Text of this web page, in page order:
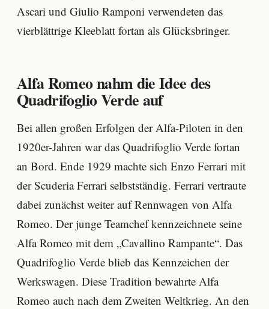
Ascari und Giulio Ramponi verwendeten das
vierblättrige Kleeblatt fortan als Glücksbringer.
Alfa Romeo nahm die Idee des
Quadrifoglio Verde auf
Bei allen großen Erfolgen der Alfa-Piloten in den
1920er-Jahren war das Quadrifoglio Verde fortan
an Bord. Ende 1929 machte sich Enzo Ferrari mit
der Scuderia Ferrari selbstständig. Ferrari vertraute
dabei zunächst weiter auf Rennwagen von Alfa
Romeo. Der junge Teamchef kennzeichnete seine
Alfa Romeo mit dem „Cavallino Rampante“. Das
Quadrifoglio Verde blieb das Kennzeichen der
Werkswagen. Diese Tradition bewahrte Alfa
Romeo auch nach dem Zweiten Weltkrieg. An den